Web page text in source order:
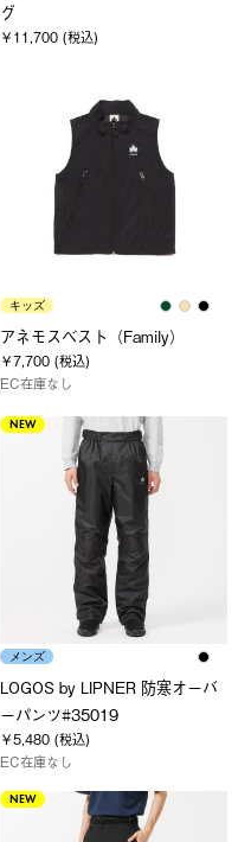
グ
￥11,700 (税込)
キッズ
アネモスベスト（Family）
￥7,700 (税込)
EC在庫なし
NEW
メンズ
LOGOS by LIPNER 防寒オーバ
ーパンツ#35019
￥5,480 (税込)
EC在庫なし
NEW